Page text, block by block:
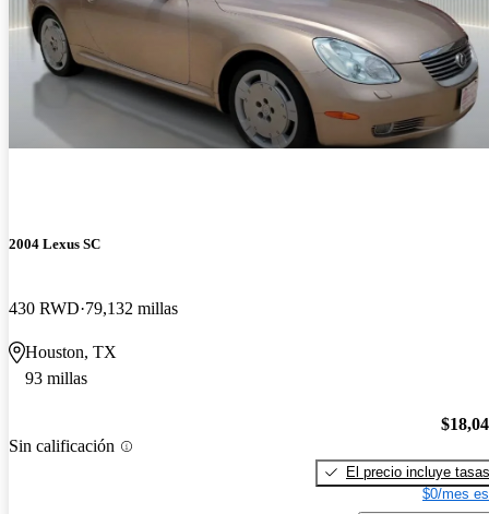
2004 Lexus SC
430 RWD 79,132 millas
Houston, TX
93 millas
Sin calificación
El precio incluye tasas
$0/mes